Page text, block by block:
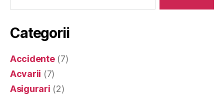
Categorii
Accidente(7)
Acvarii (7)
Asigurari (2)